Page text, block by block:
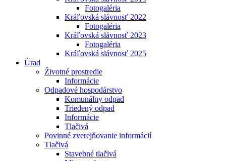
Fotogaléria
Kráľovská slávnosť 2022
Fotogaléria
Kráľovská slávnosť 2023
Fotogaléria
Kráľovská slávnosť 2025
Úrad
Životné prostredie
Informácie
Odpadové hospodárstvo
Komunálny odpad
Triedený odpad
Informácie
Tlačivá
Povinné zverejňovanie informácií
Tlačivá
Stavebné tlačivá